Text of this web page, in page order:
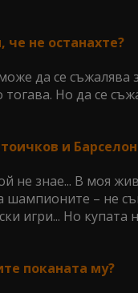
не останахте?
да се съжалява
Но да се
и
не знае... В моя
шампионите – не
игри... Но
поканата му?